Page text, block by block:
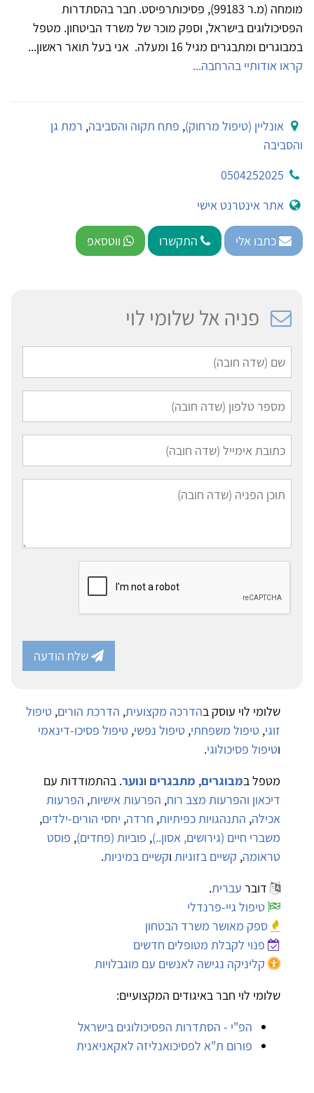
מומחה (מ.ר 99183), פסיכותרפיסט. חבר בהסתדרות
הפסיכולוגים בישראל, וספק מוכר של משרד הביטחון. מטפל
במבוגרים ומתבגרים מגיל 16 ומעלה. אני בעל תואר ראשון...
קראו אודותיי בהרחבה...
אונליין (טיפול מרחוק), פתח תקוה והסביבה, רמת גן
והסביבה
0504252025
אתר אינטרנט אישי
כתבו אלי התקשרו ווטסאפ
פניה אל שלומי לוי
שלח הודעה
שלומי לוי עוסק בהדרכה מקצועית, הדרכת הורים, טיפול
זוגי, טיפול משפחתי, טיפול נפשי, טיפול פסיכו-דינאמי
וטיפול פסיכולוגי.
מטפל במבוגרים, מתבגרים ונוער. בהתמודדות עם
דיכאון והפרעות מצב רוח, הפרעות אישיות, הפרעות
אכילה, התנהגויות כפיתיות, חרדה, יחסי הורים-ילדים,
משברי חיים (גירושים, אסון..), פוביות (פחדים), פוסט
טראומה, קשיים בזוגיות וקשיים במיניות.
דובר עברית.
טיפול גיי-פרנדלי
ספק מאושר משרד הבטחון
פנוי לקבלת מטופלים חדשים
קליניקה נגישה לאנשים עם מוגבלויות
שלומי לוי חבר באיגודים המקצועיים:
הפ"י - הסתדרות הפסיכולוגים בישראל
פורום ת"א לפסיכואנליזה לאקאניאנית